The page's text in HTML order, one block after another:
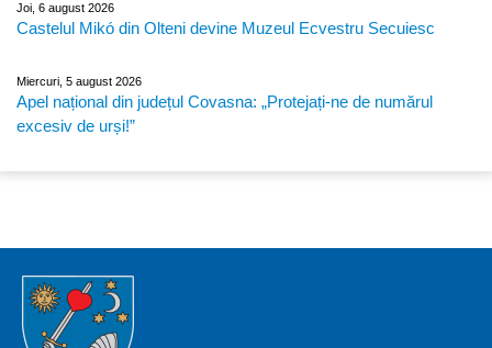
Joi, 6 august 2026
Castelul Mikó din Olteni devine Muzeul Ecvestru Secuiesc
Miercuri, 5 august 2026
Apel național din județul Covasna: „Protejați-ne de numărul
excesiv de urși!”